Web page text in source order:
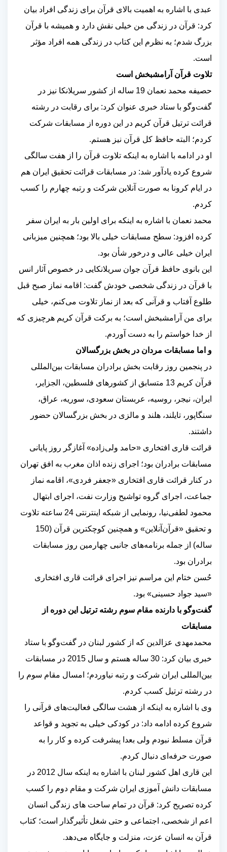
عبدی با اشاره به اهمیت بالای قرآن برای زندگی افراد بیان
کرد: قرآن در زندگی من خیلی نقش دارد و همیشه با قرآن
بزرگ شدم؛ به نظرم این کتاب در زندگی همه افراد مؤثر
است.
تلاوت قرآن آرامشبخش است
حصیفه محمد نعمان 19 ساله از کشور سریلانکا نیز در
گفت‌وگو با ستاد خبری عنوان کرد: برای رقابت در رشته
قرائت ترتیل قرآن کریم در این دوره از مسابقات شرکت
کردم؛ البته حافظ کل قرآن نیز هستم.
او در ادامه با اشاره به اینکه تلاوت قرآن را از هفت سالگی
شروع کرده یادآور شد: در مسابقات قرائت تحقیق ایران هم
در ایام کرونا به صورت آنلاین شرکت و رتبه چهارم را کسب
کردم.
محمد نعمان با اشاره به اینکه برای اولین بار به ایران سفر
کرده افزود: سطح مسابقات خیلی بالا بود؛ همچنین میزبانی
ایران خیلی عالی و درخور شأن بود.
این بانوی حافظ قرآن جوان سریلانکایی در خصوص آثار انس
با قرآن در زندگی شخصی خودش گفت: اقامه نماز صبح قبل
طلوع آفتاب و قرآنی که بعد از نماز تلاوت می‌کنم، خیلی
برای من آرامشبخش است؛ به برکت قرآن کریم هرچیزی که
از خدا خواستم را به دست آوردم.
و اما مسابقات مردان در بخش بزرگسالان
در پنجمین روز رقابت بخش برادران مسابقات بین‌المللی
قرآن کریم 13 متسابق از کشورهای فلسطین، الجزایر،
ایران، نیجر، روسیه، عربستان سعودی، سوریه، عراق،
سنگاپور، تایلند، هلند و مالزی در بخش بزرگسالان حضور
داشتند.
قرائت قاری افتخاری «حامد ولی‌زاده» آغازگر روز پایانی
مسابقات برادران بود؛ اجرای زنده اذان مغرب به افق تهران
در کنار قرائت قاری افتخاری «جعفر فردی»، اقامه نماز
جماعت، اجرای گروه تواشیح وزارت نفت، اجرای ابتهال
محمود لطفی‌نیا، رونمایی از شبکه اینترنتی 24 ساعته تلاوت
و تحقیق «قرآن‌آنلاین» و همچنین کوچکترین قرآن (150
ساله) از جمله برنامه‌های جانبی چهارمین روز مسابقات
برادران بود.
حُسن ختام این مراسم نیز اجرای قرائت قاری افتخاری
«سید جواد حسینی» بود.
گفت‌وگو با دارنده مقام سوم رشته ترتیل این دوره از
مسابقات
محمدمهدی عزالدین که از کشور لبنان در گفت‌وگو با ستاد
خبری بیان کرد: 30 ساله هستم و سال 2015 در مسابقات
بین‌المللی ایران شرکت و رتبه نیاوردم؛ امسال مقام سوم را
در رشته ترتیل کسب کردم.
وی با اشاره به اینکه از هشت سالگی فعالیت‌های قرآنی را
شروع کرده ادامه داد: در کودکی خیلی به تجوید و قواعد
قرآن مسلط نبودم ولی بعدا پیشرفت کرده و کار را به
صورت حرفه‌ای دنبال کردم.
این قاری اهل کشور لبنان با اشاره به اینکه سال 2012 در
مسابقات دانش آموزی ایران شرکت و مقام دوم را کسب
کرده تصریح کرد: قرآن در تمام ساحت های زندگی انسان
اعم از شخصی، اجتماعی و حتی شغل تأثیرگذار است؛ کتاب
قرآن به انسان عزت، منزلت و جایگاه می‌دهد.